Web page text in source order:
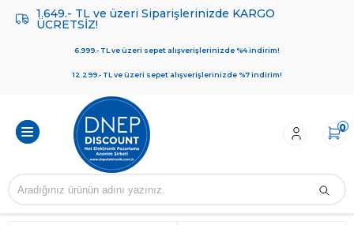
1.649.- TL ve üzeri Siparişlerinizde KARGO
ÜCRETSİZ!
6.999.- TL ve üzeri sepet alışverişlerinizde %4 indirim!
12.299.- TL ve üzeri sepet alışverişlerinizde %7 indirim!
0